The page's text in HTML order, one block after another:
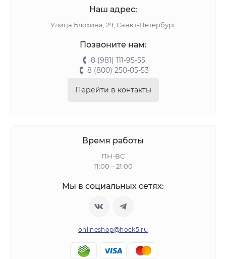
Наш адрес:
Улица Блохина, 29, Санкт-Петербург
Позвоните нам:
8 (981) 111-95-55
8 (800) 250-05-53
Перейти в контакты
Время работы
ПН-ВС
11:00 – 21:00
Мы в социальных сетях:
onlineshop@hock5.ru